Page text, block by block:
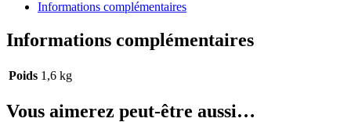
Informations complémentaires
Informations complémentaires
Poids 1,6 kg
Vous aimerez peut-être aussi…